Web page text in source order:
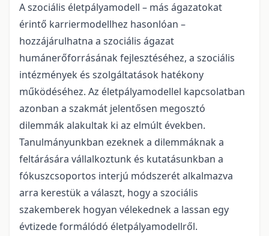
A szociális életpályamodell – más ágazatokat
érintő karriermodellhez hasonlóan –
hozzájárulhatna a szociális ágazat
humánerőforrásának fejlesztéséhez, a szociális
intézmények és szolgáltatások hatékony
működéséhez. Az életpályamodellel kapcsolatban
azonban a szakmát jelentősen megosztó
dilemmák alakultak ki az elmúlt években.
Tanulmányunkban ezeknek a dilemmáknak a
feltárására vállalkoztunk és kutatásunkban a
fókuszcsoportos interjú módszerét alkalmazva
arra kerestük a választ, hogy a szociális
szakemberek hogyan vélekednek a lassan egy
évtizede formálódó életpályamodellről.